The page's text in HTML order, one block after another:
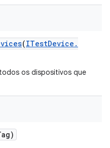
(ITestDevice .
os dispositivos que